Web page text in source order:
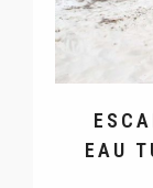
EAU